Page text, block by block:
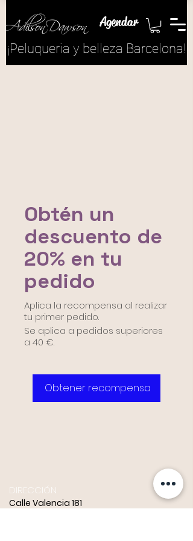
¡​Peluqueria y belleza Barcelona!
Agendar
Obtén un
descuento de
20% en tu
pedido
Aplica la recompensa al realizar
tu primer pedido.
Obtener recompensa
Se aplica a pedidos superiores
a 40 €.
DIRECCIÓN
Calle Valencia 181